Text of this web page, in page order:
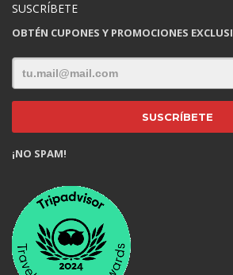
SUSCRÍBETE
OBTÉN CUPONES Y PROMOCIONES
¡NO SPAM!